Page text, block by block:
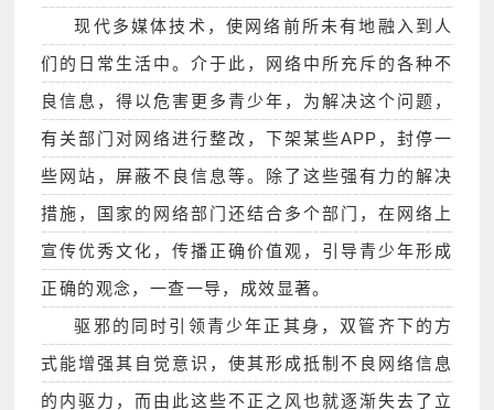
现代多媒体技术，使网络前所未有地融入到人
们的日常生活中。介于此，网络中所充斥的各种不
良信息，得以危害更多青少年，为解决这个问题，
有关部门对网络进行整改，下架某些APP，封停一
些网站，屏蔽不良信息等。除了这些强有力的解决
措施，国家的网络部门还结合多个部门，在网络上
宣传优秀文化，传播正确价值观，引导青少年形成
正确的观念，一查一导，成效显著。
驱邪的同时引领青少年正其身，双管齐下的方
式能增强其自觉意识，使其形成抵制不良网络信息
的内驱力，而由此这些不正之风也就逐渐失去了立